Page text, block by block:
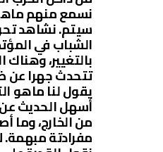
نسمع منهم
سيتم. نشاهد
الشباب في
بالتغيير،
تتحدث جهرا عن
يقول لنا ماهو
أسهل الحديث عن
من الخارج، وما
مفرادتة مبهمة.